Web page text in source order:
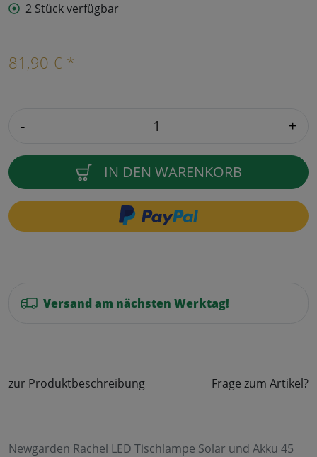
2 Stück verfügbar
81,90 € *
- +
IN DEN WARENKORB
Versand am nächsten Werktag!
zur Produktbeschreibung Frage zum Artikel?
Newgarden Rachel LED Tischlampe Solar und Akku 45